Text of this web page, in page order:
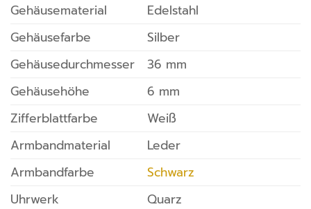
Gehäusematerial
Edelstahl
Gehäusefarbe
Silber
Gehäusedurchmesser
36 mm
Gehäusehöhe
6 mm
Zifferblattfarbe
Weiß
Armbandmaterial
Leder
Armbandfarbe
Schwarz
Uhrwerk
Quarz